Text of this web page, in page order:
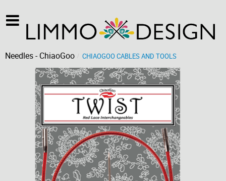
Needles - ChiaoGoo CHIAOGOO CABLES AND TOOLS